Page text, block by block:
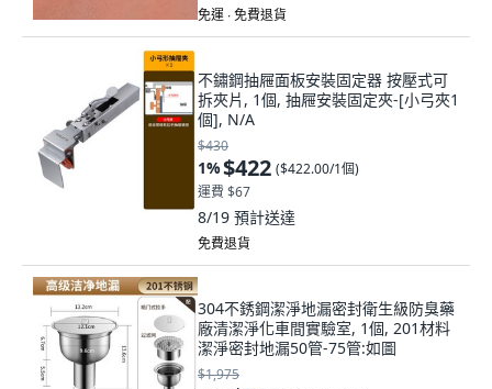
免運 ∙ 免費退貨
不鏽鋼抽屜面板安裝固定器 按壓式可
拆夾片, 1個, 抽屜安裝固定夾-[小弓夾1
個], N/A
$430
1%$422 ($422.00/1個)
運費 $67
8/19 預計送達
免費退貨
304不銹鋼潔淨地漏密封衛生級防臭藥
廠清潔淨化車間實驗室, 1個, 201材料
潔淨密封地漏50管-75管:如圖
$1,975